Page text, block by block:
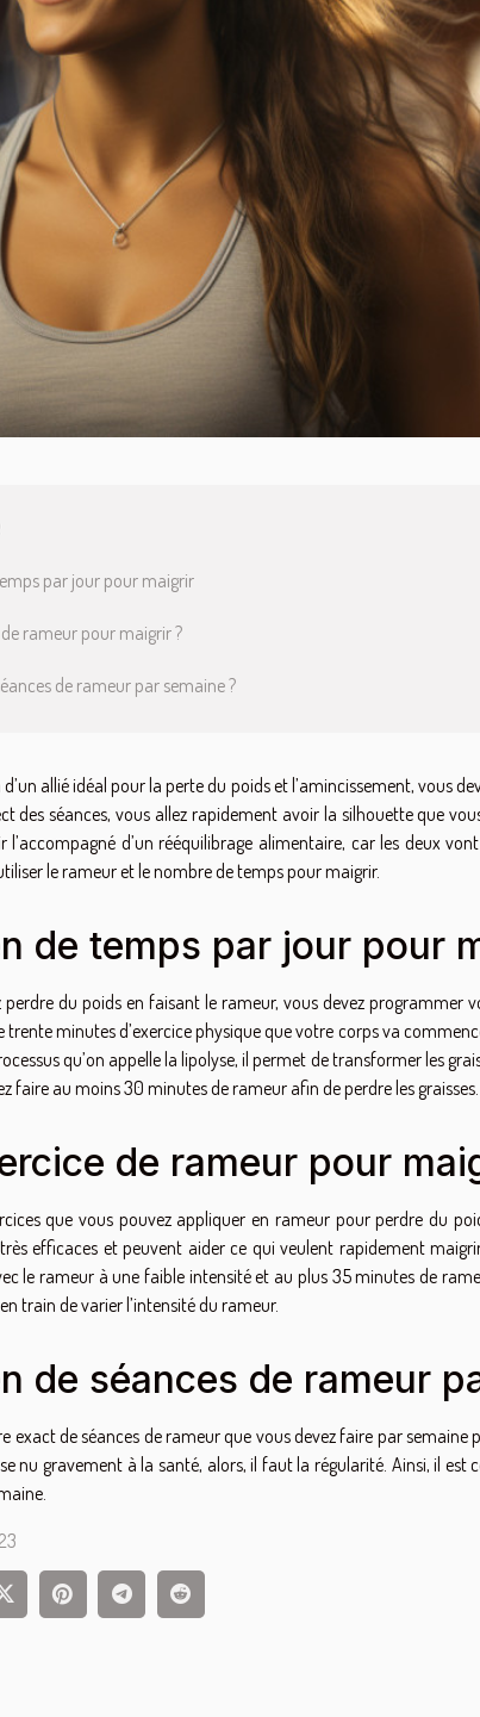
par jour pour maigrir
rameur pour maigrir ?
de rameur par semaine ?
d’un allié idéal pour la perte du poids et l’amincissement, vous
des séances, vous allez rapidement avoir la silhouette que
l’accompagné d’un rééquilibrage alimentaire, car les deux
le rameur et le nombre de temps pour maigrir.
de temps par jour pour
perdre du poids en faisant le rameur, vous devez programmer
trente minutes d’exercice physique que votre corps va
qu’on appelle la lipolyse, il permet de transformer les
faire au moins 30 minutes de rameur afin de perdre les graisses.
de rameur pour
que vous pouvez appliquer en rameur pour perdre du
efficaces et peuvent aider ce qui veulent rapidement
le rameur à une faible intensité et au plus 35 minutes de
train de varier l’intensité du rameur.
de séances de rameur
exact de séances de rameur que vous devez faire par
nu gravement à la santé, alors, il faut la régularité. Ainsi, il